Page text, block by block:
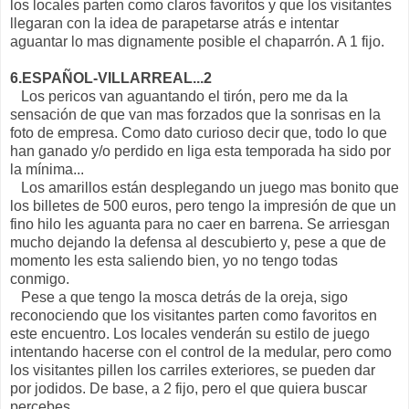
los locales parten como claros favoritos y que los visitantes
llegaran con la idea de parapetarse atrás e intentar
aguantar lo mas dignamente posible el chaparrón. A 1 fijo.
6.ESPAÑOL-VILLARREAL...2
Los pericos van aguantando el tirón, pero me da la
sensación de que van mas forzados que la sonrisas en la
foto de empresa. Como dato curioso decir que, todo lo que
han ganado y/o perdido en liga esta temporada ha sido por
la mínima...
Los amarillos están desplegando un juego mas bonito que
los billetes de 500 euros, pero tengo la impresión de que un
fino hilo les aguanta para no caer en barrena. Se arriesgan
mucho dejando la defensa al descubierto y, pese a que de
momento les esta saliendo bien, yo no tengo todas
conmigo.
Pese a que tengo la mosca detrás de la oreja, sigo
reconociendo que los visitantes parten como favoritos en
este encuentro. Los locales venderán su estilo de juego
intentando hacerse con el control de la medular, pero como
los visitantes pillen los carriles exteriores, se pueden dar
por jodidos. De base, a 2 fijo, pero el que quiera buscar